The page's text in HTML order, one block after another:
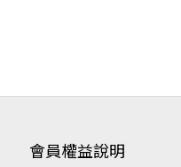
會員權益說明